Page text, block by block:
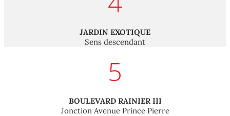
JARDIN EXOTIQUE
Sens descendant
5
BOULEVARD RAINIER III
Jonction Avenue Prince Pierre